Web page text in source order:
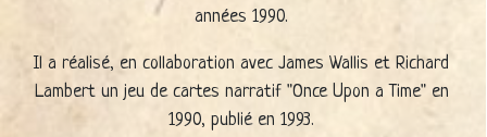
années 1990.
Il a réalisé, en collaboration avec James Wallis et Richard
Lambert un jeu de cartes narratif "Once Upon a Time" en
1990, publié en 1993.